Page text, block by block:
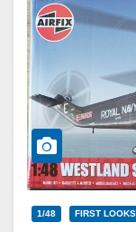
1/48 FIRST LOOKS